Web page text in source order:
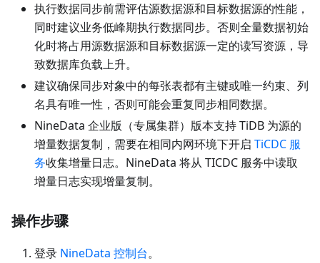
执行数据同步前需评估源数据源和目标数据源的性能，
同时建议业务低峰期执行数据同步。否则全量数据初始
化时将占用源数据源和目标数据源一定的读写资源，导
致数据库负载上升。
建议确保同步对象中的每张表都有主键或唯一约束、列
名具有唯一性，否则可能会重复同步相同数据。
NineData 企业版（专属集群）版本支持 TiDB 为源的
增量数据复制，需要在相同内网环境下开启 TiCDC 服
务收集增量日志。NineData 将从 TICDC 服务中读取
增量日志实现增量复制。
操作步骤
登录 NineData 控制台。